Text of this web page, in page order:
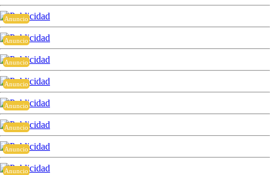
Anuncio
Anuncio
Anuncio
Anuncio
Anuncio
Anuncio
Anuncio
Anuncio